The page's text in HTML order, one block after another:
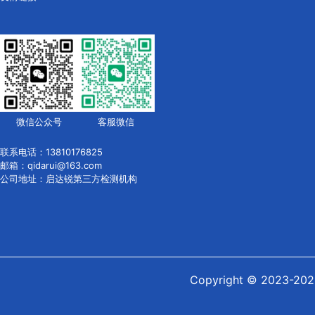
微信公众号 客服微信
联系电话：13810176825
邮箱：qidarui@163.com
公司地址：启达锐第三方检测机构
Copyright © 2023-